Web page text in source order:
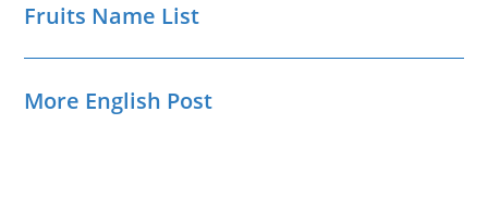
Fruits Name List
More English Post